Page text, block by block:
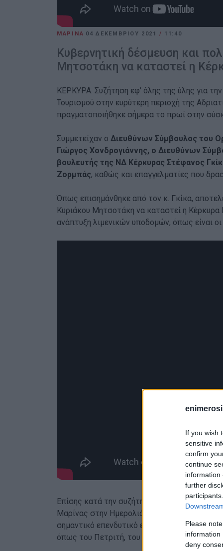
If you wish
sensitive
confirm
continue
information
further
Please
information
deny
ΜΑΡΙΝΑ 04 ΔΕΚΕΜΒΡΊΟΥ 2021 / 11:40
Κυβερνητική δέσμευση και
Μητσοτάκη να καταστεί η
ΚΕΡΚΥΡΑ. Συζήτηση εφ’ όλης της ύλης για
Τουρισμού στην ευρύτερη περιοχή της
πραγματοποιήθηκε σήμερα το πρωί στην
Συμμετείχαν ο Διευθύνων Σύμβουλος του
Γιώργος Χονδρογιάννης, ο Διευθύνων
βουλευτής της ΝΔ Κέρκυρας Στέφανος
Ζορμπάς, καθώς και επαγγελματίες που
Όπως επισημάνθηκε από τον κ. Γκίκα,
Κυριάκου Μητσοτάκη να καταστεί η
ανάπτυξη λιμενικών υποδομών, όπως είναι οι
Επίσης κατά την συζήτηση δόθηκε
Μαρίνας στην Ημερολιά της Β. Κέρκυρας και
σημαντικό επενδυτικό ενδιαφέρον.
όπως του Πετριτή, του Ύψου, του Αγίου